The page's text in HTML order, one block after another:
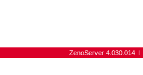
ZenoServer 4.030.014